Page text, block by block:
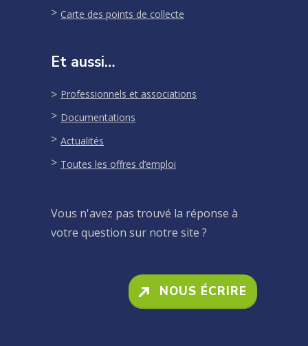
Carte des points de collecte
Et aussi…
Professionnels et associations
Documentations
Actualités
Toutes les offres d’emploi
Vous n'avez pas trouvé la réponse à
votre question sur notre site ?
NOUS ÉCRIRE